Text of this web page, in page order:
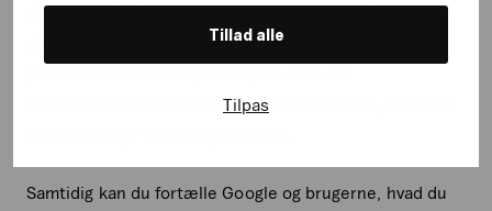
Tillad alle
Tilpas
du skal se GMB som en vigtig gren af din SEO-
strategi. Det er din måde at bestemme, hvordan
virksomhed skal være. Desuden kan du sikre, at der er
Samtidig kan du fortælle Google og brugerne, hvad du